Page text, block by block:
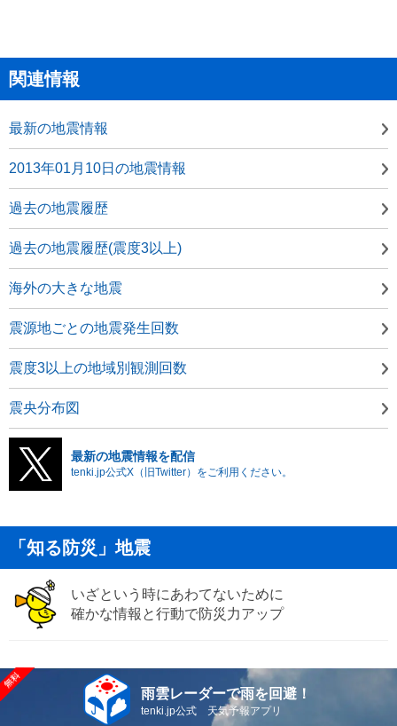
関連情報
最新の地震情報
2013年01月10日の地震情報
過去の地震履歴
過去の地震履歴(震度3以上)
海外の大きな地震
震源地ごとの地震発生回数
震度3以上の地域別観測回数
震央分布図
最新の地震情報を配信
tenki.jp公式X（旧Twitter）をご利用ください。
「知る防災」地震
いざという時にあわてないために
確かな情報と行動で防災力アップ
雨雲レーダーで雨を回避！
tenki.jp公式 天気予報アプリ